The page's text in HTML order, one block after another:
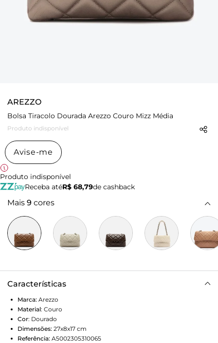
AREZZO
Bolsa Tiracolo Dourada Arezzo Couro Mizz Média
Produto indisponível
Avise-me
Produto indisponível
Receba atéR$ 68,79de cashback
Mais 9 cores
Características
Marca: Arezzo
Material: Couro
Cor: Dourado
Dimensões: 27x8x17 cm
Referência: A5002305310065